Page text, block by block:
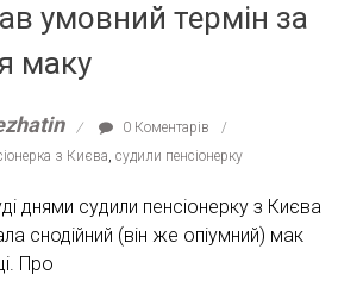
умовний термін за
маку
0 Коментарів
з Києва судили пенсіонерку
днями суди­ли пенсіонерку з Києва
снодій­ний (він же опіумний) мак
Про